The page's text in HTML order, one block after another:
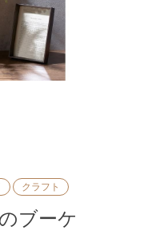
クラフト
ブーケ